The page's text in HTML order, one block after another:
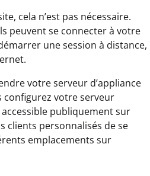
cela n’est pas nécessaire.
peuvent se connecter à votre
une session à distance,
votre serveur d’appliance
configurez votre serveur
accessible publiquement sur
clients personnalisés de se
emplacements sur